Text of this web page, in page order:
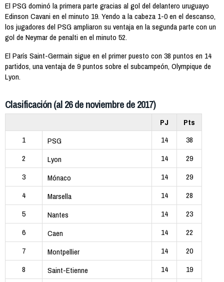
El PSG dominó la primera parte gracias al gol del delantero uruguayo
Edinson Cavani en el minuto 19. Yendo a la cabeza 1-0 en el descanso,
los jugadores del PSG ampliaron su ventaja en la segunda parte con un
gol de Neymar de penalti en el minuto 52.
El París Saint-Germain sigue en el primer puesto con 38 puntos en 14
partidos, una ventaja de 9 puntos sobre el subcampeón, Olympique de
Lyon.
Clasificación (al 26 de noviembre de 2017)
PJ
Pts
1
PSG 14
38
2
Lyon 14
29
3
Mónaco 14
29
4
Marsella 14
28
5
Nantes 14
23
6
Caen 14
22
7
Montpellier 14
20
8
Saint-Etienne 14
19